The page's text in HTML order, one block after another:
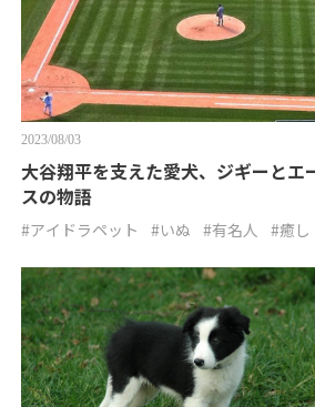
2023/08/03
大谷翔平を支えた愛犬、ジギーとエ
スの物語
#アイドラペット #いぬ #有名人 #癒し